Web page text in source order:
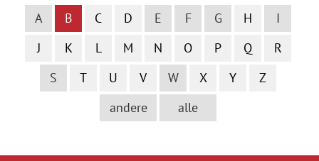
alle
A B C D E F G H
I
J
K L M N O P Q
R
S
T U V W X Y
Z
andere